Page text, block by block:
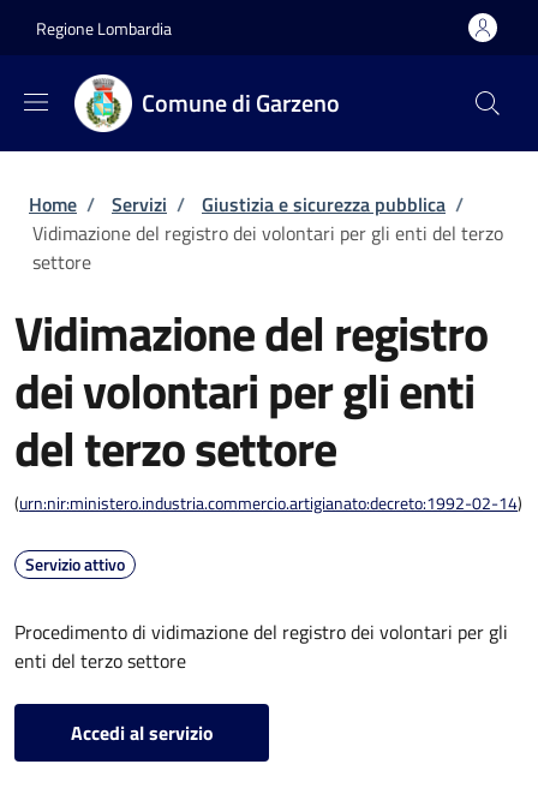
Regione Lombardia
Comune di Garzeno
Briciole di pane
Home / Servizi / Giustizia e sicurezza pubblica /
Vidimazione del registro dei volontari per gli enti del terzo
settore
Vidimazione del registro
dei volontari per gli enti
del terzo settore
(urn:nir:ministero.industria.commercio.artigianato:decreto:1992-02-14)
Servizio attivo
Procedimento di vidimazione del registro dei volontari per gli
enti del terzo settore
Accedi al servizio